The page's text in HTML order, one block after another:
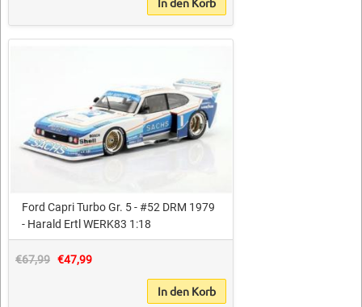
Ford Capri Turbo Gr. 5 - #52 DRM 1979
- Harald Ertl WERK83 1:18
€67,99 €47,99
In den Korb